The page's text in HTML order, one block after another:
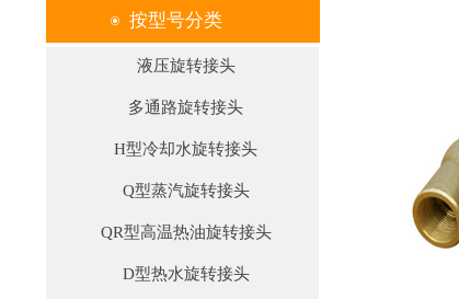
按型号分类
液压旋转接头
多通路旋转接头
H型冷却水旋转接头
Q型蒸汽旋转接头
QR型高温热油旋转接头
D型热水旋转接头